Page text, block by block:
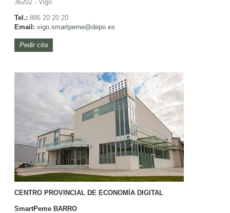
36202 - Vigo
Tel.: 886 20 20 20
Email: vigo.smartpeme@depo.es
Pedir cita
CENTRO PROVINCIAL DE ECONOMÍA DIGITAL
SmartPeme BARRO